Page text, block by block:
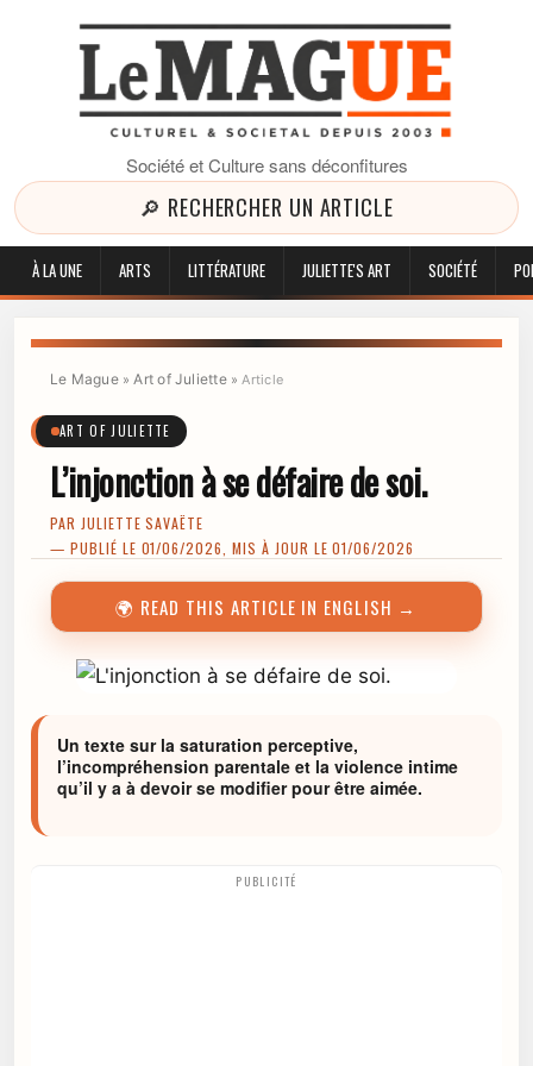
Société et Culture sans déconfitures
🔎 RECHERCHER UN ARTICLE
À LA UNE ARTS LITTÉRATURE JULIETTE'S ART SOCIÉTÉ
Le Mague»Art of Juliette »Article
ART OF JULIETTE
L’injonction à se défaire de soi.
PAR JULIETTE SAVAËTE
— PUBLIÉ LE 01/06/2026, MIS À JOUR LE 01/06/2026
🌍 READ THIS ARTICLE IN ENGLISH →
Un texte sur la saturation perceptive,
l’incompréhension parentale et la violence intime
qu’il y a à devoir se modifier pour être aimée.
PUBLICITÉ